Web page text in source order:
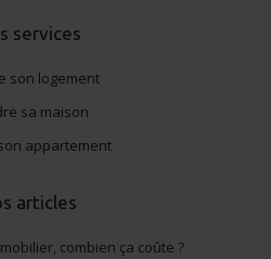
préférences, reportez-vous à
moment à partir de la
le trafic de notre site.
des informations sur
services
son logement
sa maison
appartement
articles
combien ça coûte ?